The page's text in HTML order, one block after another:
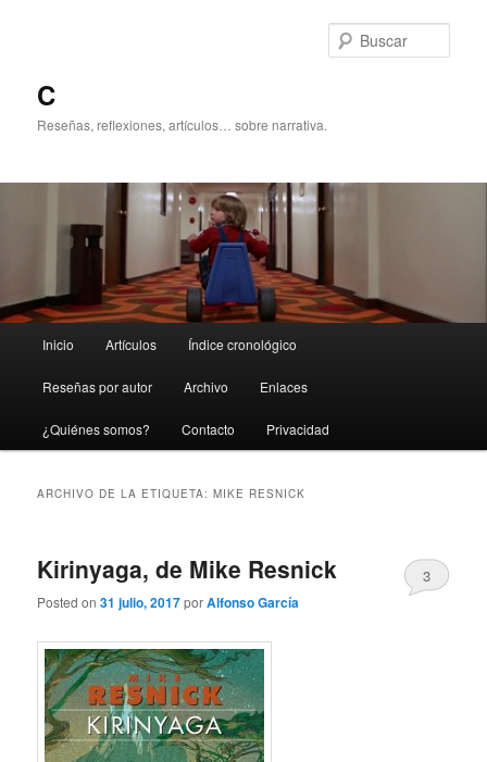
C
Reseñas, reflexiones, artículos… sobre narrativa.
principal
Inicio Artículos Índice cronológico
Reseñas por autor Archivo Enlaces
¿Quiénes somos? Contacto Privacidad
ARCHIVO DE LA ETIQUETA:MIKE RESNICK
Kirinyaga, de Mike Resnick
Posted on31 julio, 2017porAlfonso García
3